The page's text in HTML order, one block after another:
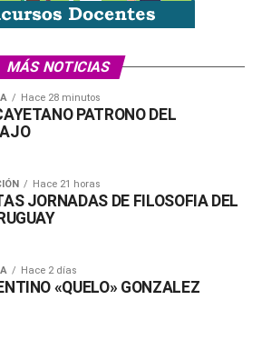
MÁS NOTICIAS
Hace 28 minutos
PATRONO DEL
Hace 21 horas
JORNADAS DE FILOSOFIA DEL
Hace 2 días
«QUELO» GONZALEZ